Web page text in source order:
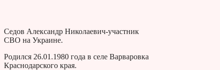
Седов Александр Николаевич-участник
СВО на Украине.
Родился 26.01.1980 года в селе Варваровка
Краснодарского края.